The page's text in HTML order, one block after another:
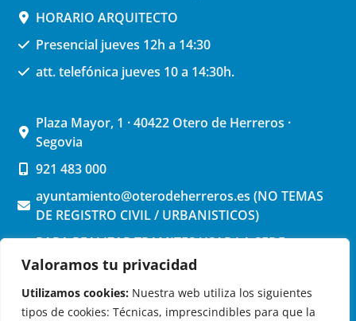
Valoramos tu privacidad
Utilizamos cookies: Nuestra web utiliza los siguientes
tipos de cookies: Técnicas, imprescindibles para que la
HORARIO ARQUITECTO
Presencial jueves 12h a 14:30
att. telefónica jueves 10 a 14:30h.
Plaza Mayor, 1 · 40422 Otero de Herreros ·
Segovia
921 483 000
ayuntamiento@oterodeherreros.es (NO TEMAS
DE REGISTRO CIVIL / URBANISTICOS)
PARA REALIZAR TRAMITES USAR LA SEDE
ELECTRONICA (pinchar aquí)